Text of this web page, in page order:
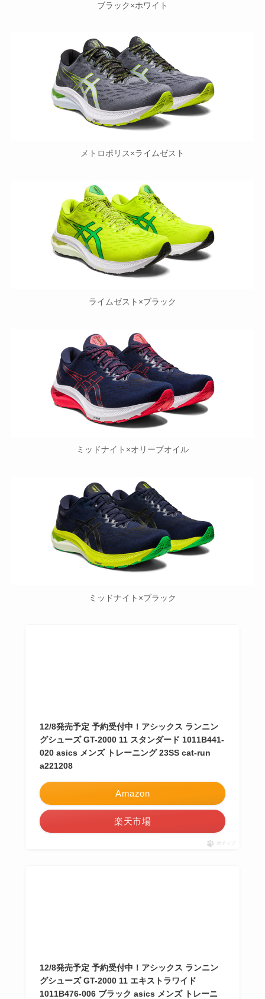
ブラック×ホワイト
メトロポリス×ライムゼスト
ライムゼスト×ブラック
ミッドナイト×オリーブオイル
ミッドナイト×ブラック
12/8発売予定 予約受付中！アシックス ランニン
グシューズ GT-2000 11 スタンダード 1011B441-
020 asics メンズ トレーニング 23SS cat-run
a221208
Amazon
楽天市場
ポチップ
12/8発売予定 予約受付中！アシックス ランニン
グシューズ GT-2000 11 エキストラワイド
1011B476-006 ブラック asics メンズ トレーニ